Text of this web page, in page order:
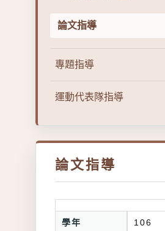
論文指導
專題指導
運動代表隊指導
論文指導
學年 106